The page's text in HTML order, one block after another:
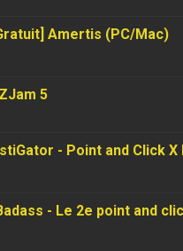
Amertis (PC/Mac)
5
- Point and Click X
- Le 2e point and